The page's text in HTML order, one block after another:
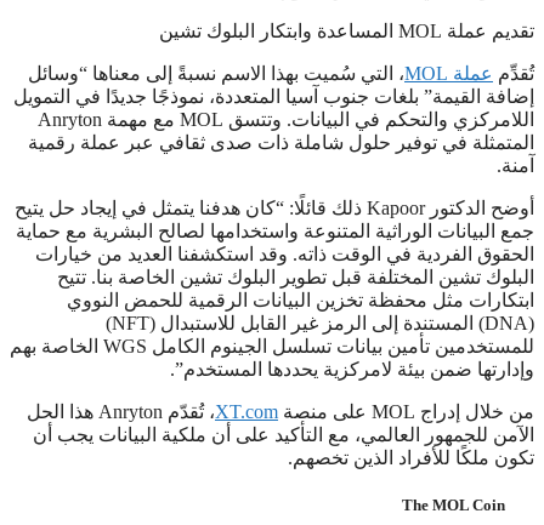
تقديم عملة MOL المساعدة وابتكار البلوك تشين
تُقدِّم عملة MOL
، التي سُميت بهذا الاسم نسبةً إلى معناها “وسائل
إضافة القيمة” بلغات جنوب آسيا المتعددة، نموذجًا جديدًا في التمويل
اللامركزي والتحكم في البيانات. وتتسق MOL مع مهمة Anryton
المتمثلة في توفير حلول شاملة ذات صدى ثقافي عبر عملة رقمية
آمنة.
أوضح الدكتور Kapoor ذلك قائلًا: “كان هدفنا يتمثل في إيجاد حل يتيح
جمع البيانات الوراثية المتنوعة واستخدامها لصالح البشرية مع حماية
الحقوق الفردية في الوقت ذاته. وقد استكشفنا العديد من خيارات
البلوك تشين المختلفة قبل تطوير البلوك تشين الخاصة بنا. تتيح
ابتكارات مثل محفظة تخزين البيانات الرقمية للحمض النووي
(DNA) المستندة إلى الرمز غير القابل للاستبدال (NFT)‏
للمستخدمين تأمين بيانات تسلسل الجينوم الكامل WGS الخاصة بهم
وإدارتها ضمن بيئة لامركزية يحددها المستخدم”.
من خلال إدراج MOL على منصة XT.com‏
، تُقدّم Anryton هذا الحل
الآمن للجمهور العالمي، مع التأكيد على أن ملكية البيانات يجب أن
تكون ملكًا للأفراد الذين تخصهم.